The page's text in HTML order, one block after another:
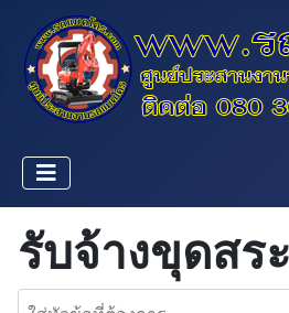
รับจ้างขุดสร
ใส่หัวข้อที่ต้องการ